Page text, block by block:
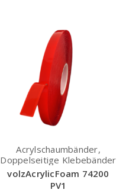
Acrylschaumbänder,
Doppelseitige Klebebänder
volzAcrylicFoam 74200
PV1